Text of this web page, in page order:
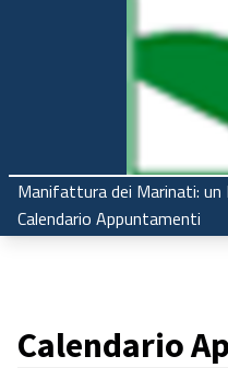
Regione Emilia-Romagna
Manifattura dei Marinati: un
Calendario Appuntamenti
Calendario